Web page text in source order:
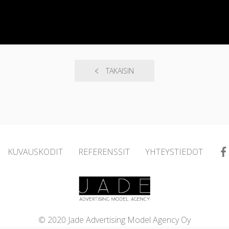
TAKAISIN
KUVAUSKODIT REFERENSSIT YHTEYSTIEDOT
© 2020 Jade Advertising Model Agency Oy